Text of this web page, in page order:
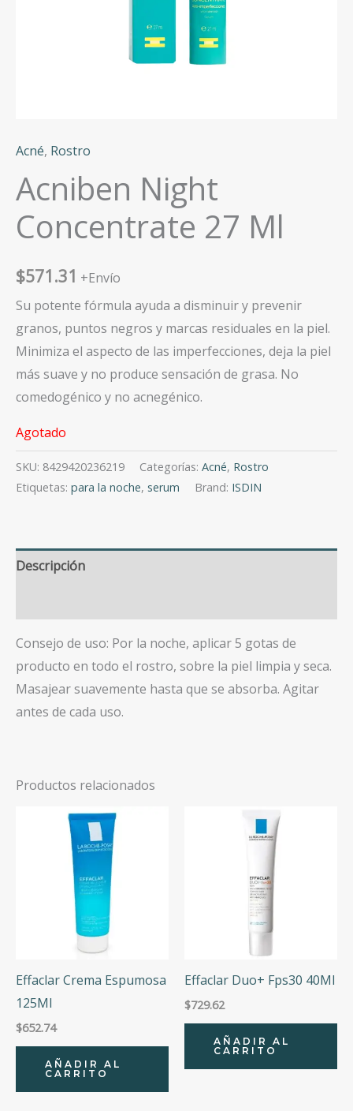
Acné, Rostro
Acniben Night
Concentrate 27 Ml
$571.31 +Envío
Su potente fórmula ayuda a disminuir y prevenir
granos, puntos negros y marcas residuales en la piel.
Minimiza el aspecto de las imperfecciones, deja la piel
más suave y no produce sensación de grasa. No
comedogénico y no acnegénico.
Agotado
SKU: 8429420236219 Categorías: Acné, Rostro
Etiquetas: para la noche, serum Brand: ISDIN
Descripción
Consejo de uso: Por la noche, aplicar 5 gotas de
producto en todo el rostro, sobre la piel limpia y seca.
Masajear suavemente hasta que se absorba. Agitar
antes de cada uso.
Productos relacionados
Effaclar Crema Espumosa
125Ml
$652.74
AÑADIR AL
CARRITO
Effaclar Duo+ Fps30 40Ml
$729.62
AÑADIR AL
CARRITO